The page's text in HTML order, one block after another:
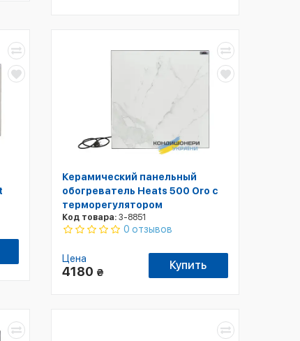
Керамический панельный
обогреватель Heats 500 Oro с
терморегулятором
Код товара:3-8851
0 отзывов
Цена
4180 ₴
Купить